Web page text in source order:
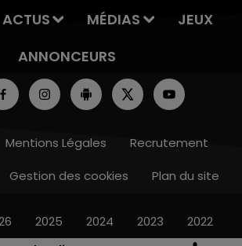
ACTUS MÉDIAS
JEUX
ANNONCEURS
Mentions Légales
Recrutement
Gestion des cookies Plan du site
2025 2024 2023 2022